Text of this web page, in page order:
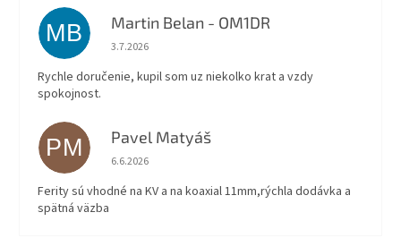
balenia: rádiostanica, dvojpásmová
anténa, batéria 2200
mAh, nabíjačka, spona na
opasok, rýchloodopínací
držiak na opasok, USB
kábel, manuál
MB Martin Belan - OM1DR
Hodnotenie obchodu je 5 z 5 hviezdičiek.
3.7.2026
Rychle doručenie, kupil som uz niekolko krat a vzdy
spokojnost.
PM Pavel Matyáš
Hodnotenie obchodu je 5 z 5 hviezdičiek.
6.6.2026
Ferity sú vhodné na KV a na koaxial 11mm,rýchla dodávka a
spätná väzba